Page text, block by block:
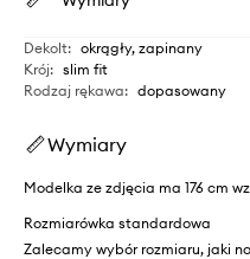
Dekolt: okrągły, zapinany
Krój: slim fit
Rodzaj rękawa: dopasowany
Wymiary
Modelka ze zdjęcia ma 176 cm
Rozmiarówka standardowa
Zalecamy wybór rozmiaru, jaki